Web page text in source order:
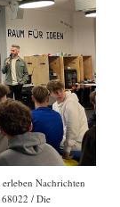
Nachrichten
/ Die